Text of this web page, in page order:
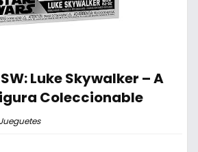
Luke Skywalker – A
Coleccionable